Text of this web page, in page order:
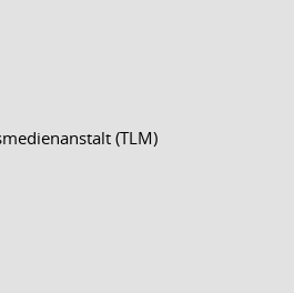
(TLM)